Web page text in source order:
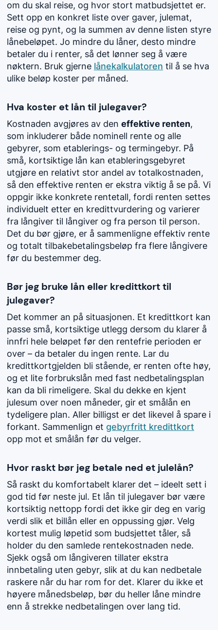
om du skal reise, og hvor stort matbudsjettet er.
Sett opp en konkret liste over gaver, julemat,
reise og pynt, og la summen av denne listen styre
lånebeløpet. Jo mindre du låner, desto mindre
betaler du i renter, så det lønner seg å være
nøktern. Bruk gjerne lånekalkulatoren til å se hva
ulike beløp koster per måned.
Hva koster et lån til julegaver?
Kostnaden avgjøres av den effektive renten,
som inkluderer både nominell rente og alle
gebyrer, som etablerings- og termingebyr. På
små, kortsiktige lån kan etableringsgebyret
utgjøre en relativt stor andel av totalkostnaden,
så den effektive renten er ekstra viktig å se på. Vi
oppgir ikke konkrete rentetall, fordi renten settes
individuelt etter en kredittvurdering og varierer
fra långiver til långiver og fra person til person.
Det du bør gjøre, er å sammenligne effektiv rente
og totalt tilbakebetalingsbeløp fra flere långivere
før du bestemmer deg.
Bør jeg bruke lån eller kredittkort til
julegaver?
Det kommer an på situasjonen. Et kredittkort kan
passe små, kortsiktige utlegg dersom du klarer å
innfri hele beløpet før den rentefrie perioden er
over – da betaler du ingen rente. Lar du
kredittkortgjelden bli stående, er renten ofte høy,
og et lite forbrukslån med fast nedbetalingsplan
kan da bli rimeligere. Skal du dekke en kjent
julesum over noen måneder, gir et smålån en
tydeligere plan. Aller billigst er det likevel å spare i
forkant. Sammenlign et gebyrfritt kredittkort
opp mot et smålån før du velger.
Hvor raskt bør jeg betale ned et julelån?
Så raskt du komfortabelt klarer det – ideelt sett i
god tid før neste jul. Et lån til julegaver bør være
kortsiktig nettopp fordi det ikke gir deg en varig
verdi slik et billån eller en oppussing gjør. Velg
kortest mulig løpetid som budsjettet tåler, så
holder du den samlede rentekostnaden nede.
Sjekk også om långiveren tillater ekstra
innbetaling uten gebyr, slik at du kan nedbetale
raskere når du har rom for det. Klarer du ikke et
høyere månedsbeløp, bør du heller låne mindre
enn å strekke nedbetalingen over lang tid.